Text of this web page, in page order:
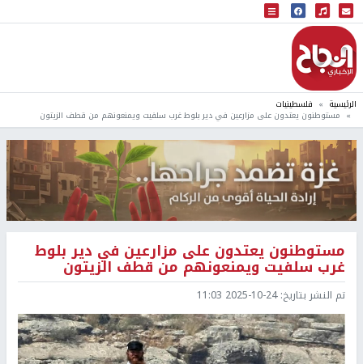
البث المباشر
إذاعة النجاح
الرئيسية فلسطينيات
مستوطنون يعتدون على مزارعين في دير بلوط غرب سلفيت ويمنعونهم من قطف الزيتون
مستوطنون يعتدون على مزارعين في دير بلوط
غرب سلفيت ويمنعونهم من قطف الزيتون
تم النشر بتاريخ:2025-10-24 11:03